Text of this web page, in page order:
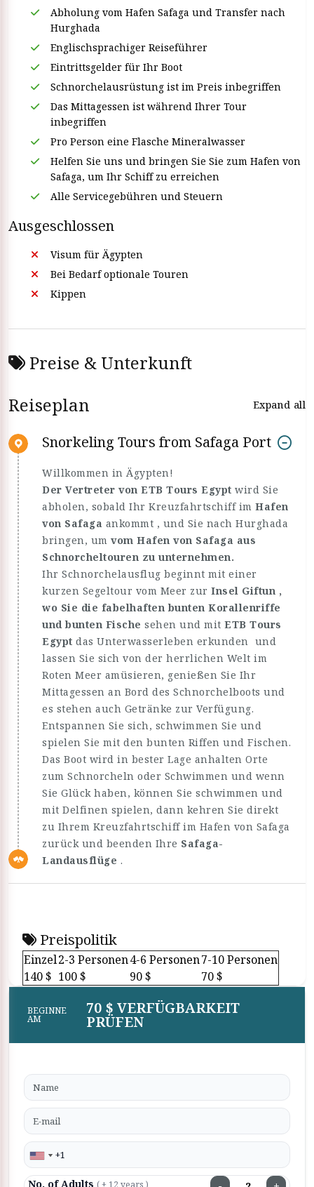
Abholung vom Hafen Safaga und Transfer nach
Hurghada
Englischsprachiger Reiseführer
Eintrittsgelder für Ihr Boot
Schnorchelausrüstung ist im Preis inbegriffen
Das Mittagessen ist während Ihrer Tour
inbegriffen
Pro Person eine Flasche Mineralwasser
Helfen Sie uns und bringen Sie Sie zum Hafen von
Safaga, um Ihr Schiff zu erreichen
Alle Servicegebühren und Steuern
Ausgeschlossen
Visum für Ägypten
Bei Bedarf optionale Touren
Kippen
Preise & Unterkunft
Reiseplan
Expand all
Snorkeling Tours from Safaga Port
Willkommen in Ägypten!
Der Vertreter von ETB Tours Egypt wird Sie
abholen, sobald Ihr Kreuzfahrtschiff im Hafen
von Safaga ankommt , und Sie nach Hurghada
bringen, um vom Hafen von Safaga aus
Schnorcheltouren zu unternehmen.
Ihr Schnorchelausflug beginnt mit einer
kurzen Segeltour vom Meer zur Insel Giftun ,
wo Sie die fabelhaftenbunten Korallenriffe
und bunten Fische sehen und mit ETB Tours
Egypt das Unterwasserleben erkunden und
lassen Sie sich von der herrlichen Welt im
Roten Meer amüsieren, genießen Sie Ihr
Mittagessen an Bord des Schnorchelboots und
es stehen auch Getränke zur Verfügung.
Entspannen Sie sich, schwimmen Sie und
spielen Sie mit den bunten Riffen und Fischen.
Das Boot wird in bester Lage anhalten Orte
zum Schnorcheln oder Schwimmen und wenn
Sie Glück haben, können Sie schwimmen und
mit Delfinen spielen, dann kehren Sie direkt
zu Ihrem Kreuzfahrtschiff im Hafen von Safaga
zurück und beenden Ihre Safaga-
Landausflüge .
Preispolitik
Einzel2-3 Personen4-6 Personen7-10 Personen
140 $ 100 $ 90 $ 70 $
BEGINNE
AM
70 $ VERFÜGBARKEIT
PRÜFEN
No. of Adults ( + 12 years )